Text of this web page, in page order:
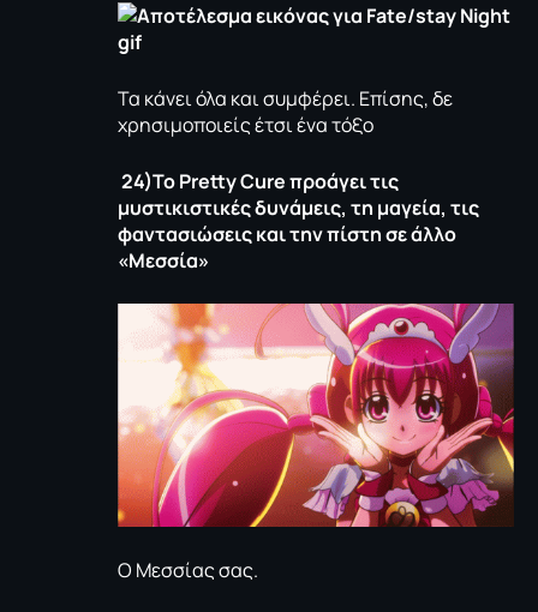
Τα κάνει όλα και συμφέρει. Επίσης, δε
χρησιμοποιείς έτσι ένα τόξο
24)ΤοPrettyCureπροάγει τις
μυστικιστικές δυνάμεις, τη μαγεία, τις
φαντασιώσεις και την πίστη σε άλλο
«Μεσσία»
Ο Μεσσίας σας.